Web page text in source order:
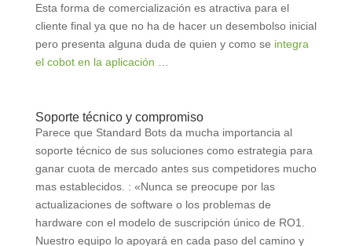
Esta forma de comercialización es atractiva para el
cliente final ya que no ha de hacer un desembolso inicial
pero presenta alguna duda de quien y como se integra
el cobot en la aplicación
Soporte técnico y compromiso
Parece que Standard Bots da mucha importancia al
soporte técnico de sus soluciones como estrategia para
ganar cuota de mercado antes sus competidores mucho
mas establecidos. : «Nunca se preocupe por las
actualizaciones de software o los problemas de
hardware con el modelo de suscripción único de RO1.
Nuestro equipo lo apoyará en cada paso del camino y